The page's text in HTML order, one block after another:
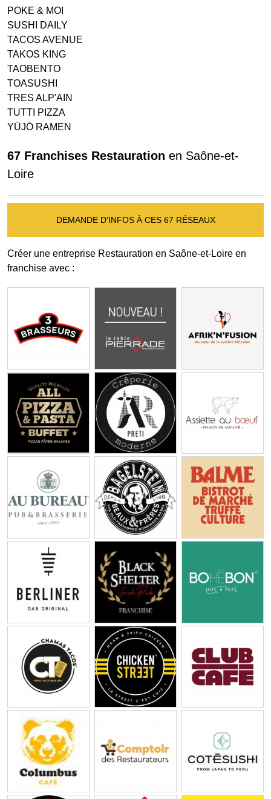
POKE & MOI
SUSHI DAILY
TACOS AVENUE
TAKOS KING
TAOBENTO
TOASUSHI
TRES ALP'AIN
TUTTI PIZZA
YŪJŌ RAMEN
67 Franchises Restauration en Saône-et-
Loire
DEMANDE D'INFOS À CES 67 RÉSEAUX
Créer une entreprise Restauration en Saône-et-Loire en
franchise avec :